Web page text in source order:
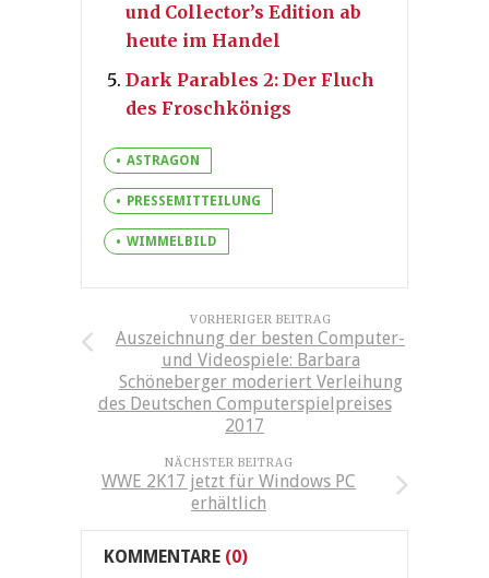
und Collector’s Edition ab
heute im Handel
Dark Parables 2: Der Fluch
des Froschkönigs
ASTRAGON
PRESSEMITTEILUNG
WIMMELBILD
VORHERIGER BEITRAG
Auszeichnung der besten Computer-
und Videospiele: Barbara
Schöneberger moderiert Verleihung
des Deutschen Computerspielpreises
2017
NÄCHSTER BEITRAG
WWE 2K17 jetzt für Windows PC
erhältlich
KOMMENTARE (0)